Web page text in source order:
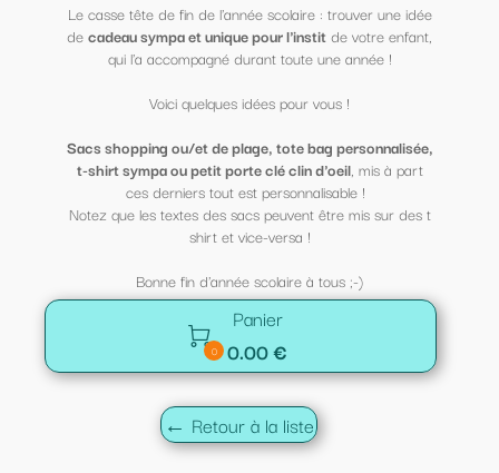
Le casse tête de fin de l'année scolaire : trouver une idée
decadeau sympa et unique pour l'institde votre enfant,
qui l'a accompagné durant toute une année !
Voici quelques idées pour vous !
Sacs shopping ou/et de plage, tote bag personnalisée,
t-shirt sympa ou petit porte clé clin d'oeil, mis à part
ces derniers tout est personnalisable !
Notez que les textes des sacs peuvent être mis sur des t
shirt et vice-versa !
Bonne fin d'année scolaire à tous ;-)

0
Panier
0.00 €
← Retour à la liste